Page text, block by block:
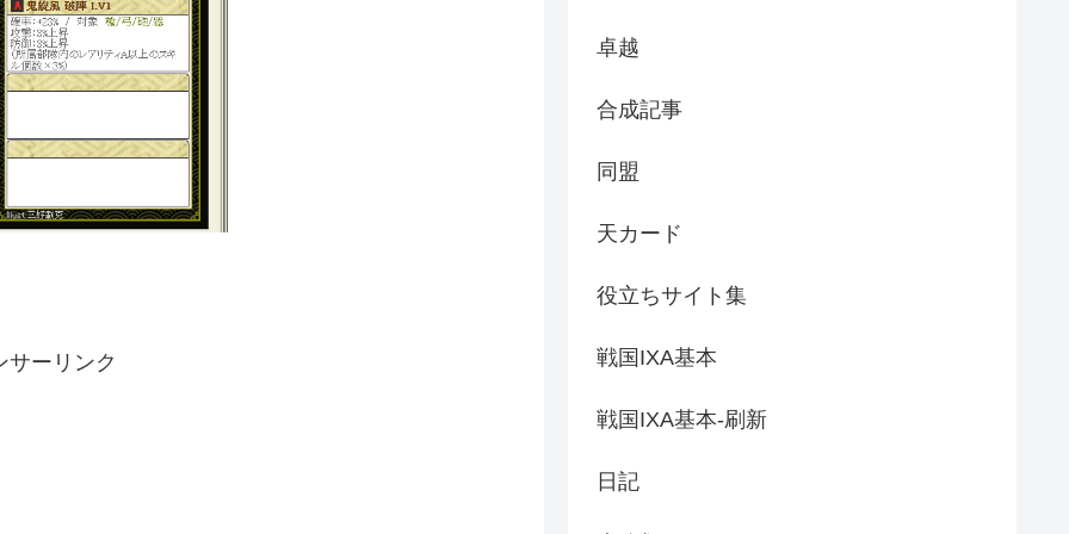
サーリンク
卓越
合成記事
同盟
天カード
役立ちサイト集
戦国IXA基本
戦国IXA基本-刷新
日記